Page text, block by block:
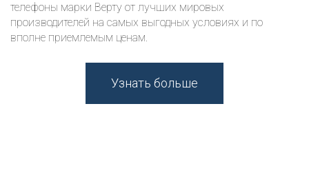
телефоны марки Верту от лучших мировых
производителей на самых выгодных условиях и по
вполне приемлемым ценам.
Узнать больше